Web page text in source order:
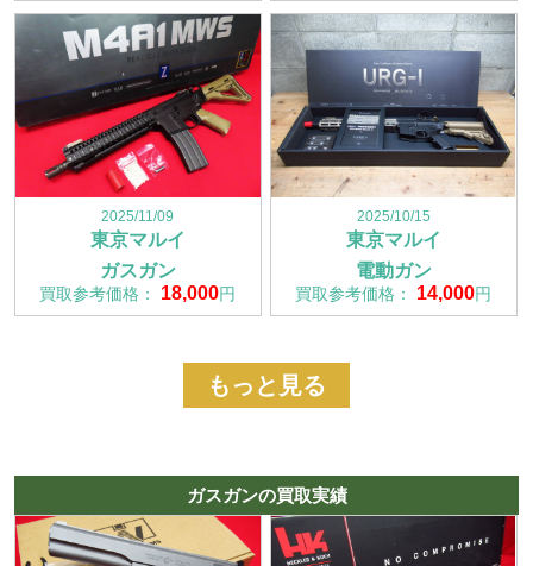
2025/11/09
東京マルイ
ガスガン
買取参考価格： 18,000円
2025/10/15
東京マルイ
電動ガン
買取参考価格： 14,000円
もっと見る
ガスガンの買取実績